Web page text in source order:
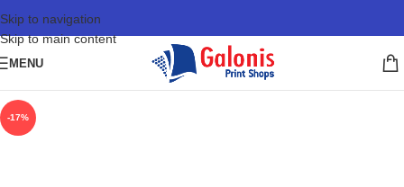
Skip to navigation
Skip to main content
MENU
-17%